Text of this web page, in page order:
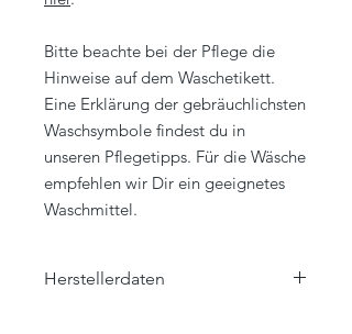
Bitte beachte bei der Pflege die
Hinweise auf dem Waschetikett.
Eine Erklärung der gebräuchlichsten
Waschsymbole findest du in
unseren Pflegetipps. Für die Wäsche
empfehlen wir Dir ein geeignetes
Waschmittel.
Herstellerdaten